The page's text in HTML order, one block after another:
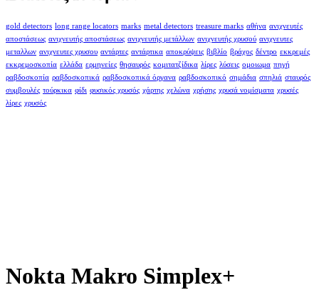
gold detectors long range locators marks metal detectors treasure marks αθήνα ανιχνευτές
αποστάσεως ανιχνευτής αποστάσεως ανιχνευτής μετάλλων ανιχνευτής χρυσού ανιχνευτες
μεταλλων ανιχνευτες χρυσου αντάρτες αντάρτικα αποκρύψεις βιβλίο βράχος δέντρο εκκρεμές
εκκρεμοσκοπία ελλάδα ερμηνείες θησαυρός κομιτατζίδικα λίρες λύσεις ομοιωμα πηγή
ραβδοσκοπία ραβδοσκοπικά ραβδοσκοπικά όργανα ραβδοσκοπικό σημάδια σπηλιά σταυρός
συμβουλές τούρκικα φίδι φυσικός χρυσός χάρτης χελώνα χρήσης χρυσά νομίσματα χρυσές
λίρες χρυσός
Nokta Makro Simplex+